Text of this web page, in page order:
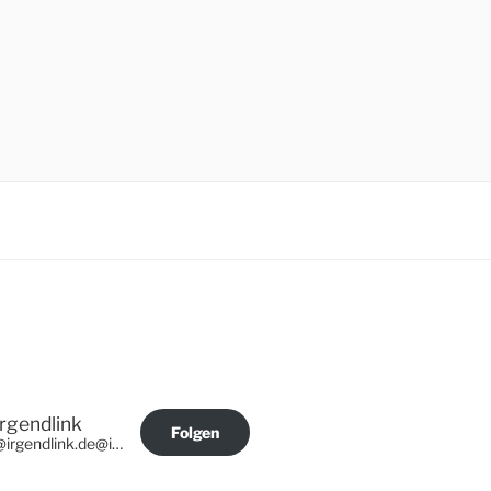
@irgendlink.de@irgendlink.de
Folgen